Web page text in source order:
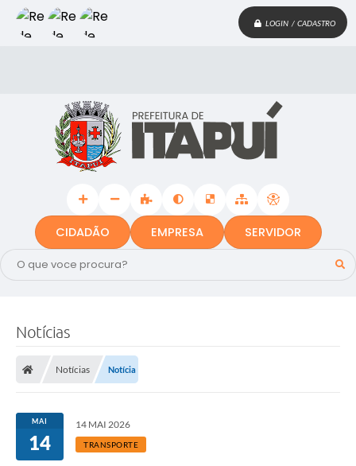
LOGIN / CADASTRO
CIDADÃO EMPRESA SERVIDOR
Notícias
Notícias Notícia
MAI
14
14 MAI 2026
TRANSPORTE